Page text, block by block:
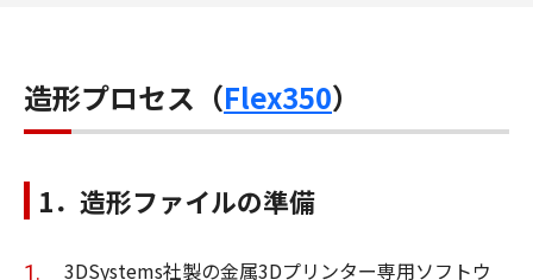
造形プロセス（Flex350）
1．造形ファイルの準備
3DSystems社製の金属3Dプリンター専用ソフトウ